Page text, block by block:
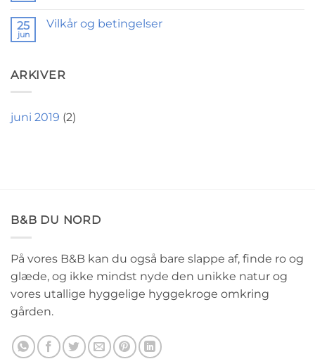
25
jun
Vilkår og betingelser
ARKIVER
juni 2019 (2)
B&B DU NORD
På vores B&B kan du også bare slappe af, finde ro og
glæde, og ikke mindst nyde den unikke natur og
vores utallige hyggelige hyggekroge omkring
gården.